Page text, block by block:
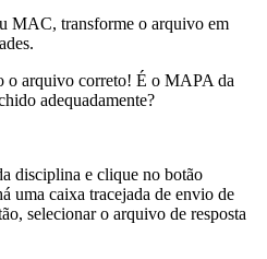
MAC, transforme o arquivo em
o arquivo correto! É o MAPA da
adequadamente?
disciplina e clique no botão
uma caixa tracejada de envio de
selecionar o arquivo de resposta